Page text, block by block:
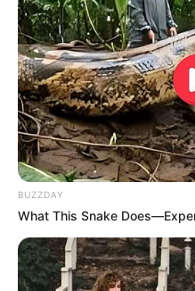
BUZZDAY
What This Snake